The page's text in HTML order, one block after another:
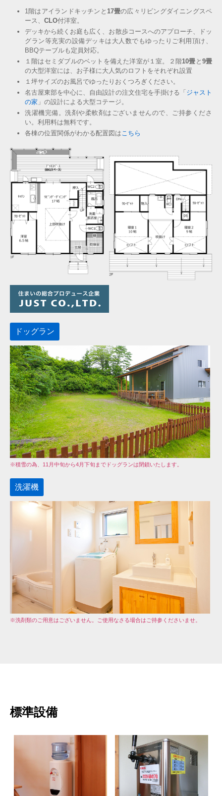
1階はアイランドキッチンと 17畳の広々リビングダイニングスペ
ース、 CLO付洋室。
デッキから続くお庭も広く、お散歩コースへのアプローチ、ドッ
グラン等充実の設備デッキは大人数でもゆったりご利用頂け、
BBQテーブルも定員対応。
１階はセミダブルのベットを備えた洋室が１室。２階10畳 と 9畳
の大型洋室には、お子様に大人気のロフトをそれぞれ設置
１坪サイズのお風呂でゆったりおくつろぎください。
名古屋東部を中心に、自由設計の注文住宅を手掛ける「 ジャスト
の家 」の設計による大型コテージ。
洗濯機完備。洗剤や柔軟剤はございませんので、ご持参くださ
い。利用料は無料です。
各棟の位置関係がわかる配置図はこちら
ドッグラン
※積雪の為、11月中旬から4月下旬までドッグランは閉鎖いたします。
洗濯機
※洗剤類のご用意はございません。ご使用なさる場合はご持参くださいませ。
標準設備